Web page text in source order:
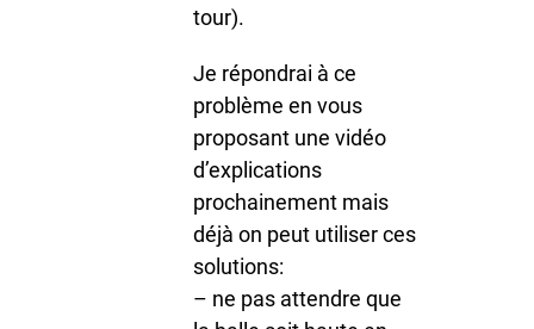
tour).
Je répondrai à ce
problème en vous
proposant une vidéo
d’explications
prochainement mais
déjà on peut utiliser ces
solutions:
– ne pas attendre que